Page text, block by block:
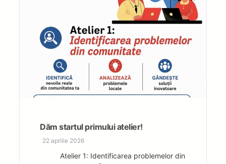
Dăm startul primului atelier!
22 aprilie 2026
Atelier 1: Identificarea problemelor din